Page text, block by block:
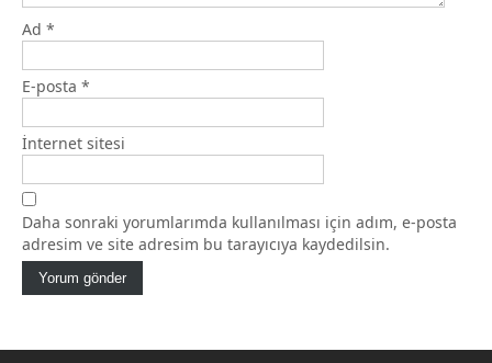
Ad *
E-posta *
İnternet sitesi
Daha sonraki yorumlarımda kullanılması için adım, e-posta
adresim ve site adresim bu tarayıcıya kaydedilsin.